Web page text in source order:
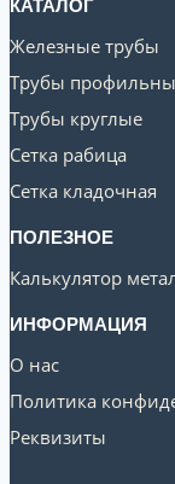
КАТАЛОГ
Железные трубы
Трубы
Трубы круглые
Сетка рабица
Сетка кладочная
ПОЛЕЗНОЕ
Калькулятор
ИНФОРМАЦИЯ
О нас
Политика
Реквизиты